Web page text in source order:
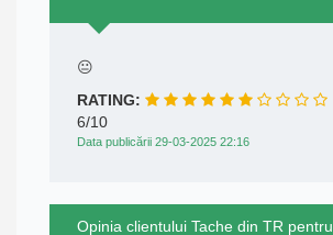
😐
RATING:
6/10
Data publicării 29-03-2025 22:16
Opinia clientului Tache din TR pentru